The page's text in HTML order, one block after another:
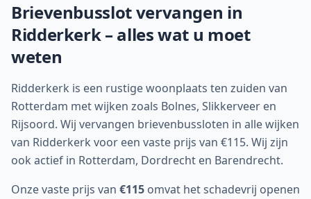
Brievenbusslot vervangen in
Ridderkerk– alles wat u moet
weten
Ridderkerk is een rustige woonplaats ten zuiden van
Rotterdam met wijken zoals Bolnes, Slikkerveer en
Rijsoord. Wij vervangen brievenbussloten in alle wijken
van Ridderkerk voor een vaste prijs van €115. Wij zijn
ook actief in Rotterdam, Dordrecht en Barendrecht.
Onze vaste prijs van €115 omvat het schadevrij openen